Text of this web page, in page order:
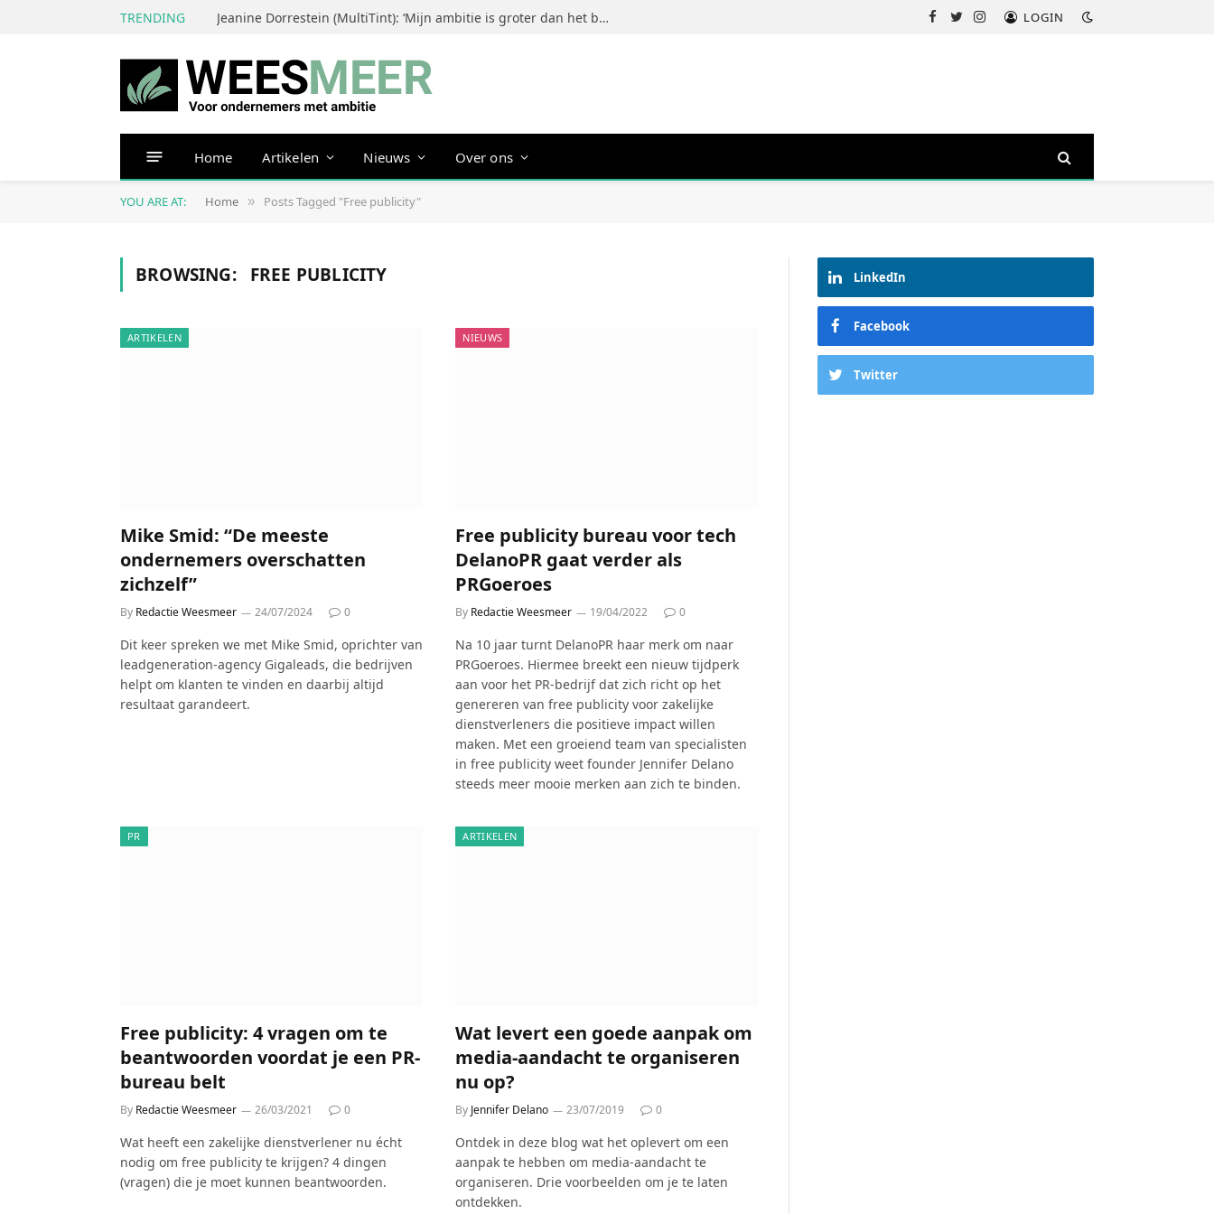
TRENDING Jeanine Dorrestein (MultiTint): ‘Mijn ambitie is groter dan het bouwen van een succesvol merk’ Facebook
TwitterInstagramLOGIN
Home Artikelen Nieuws Over ons
YOU ARE AT: Home » Posts Tagged "Free publicity"
BROWSING: FREE PUBLICITY
ARTIKELEN
Mike Smid: “De meeste
ondernemers overschatten
zichzelf”
By Redactie Weesmeer 24/07/2024 0
Dit keer spreken we met Mike Smid, oprichter van
leadgeneration-agency Gigaleads, die bedrijven
helpt om klanten te vinden en daarbij altijd
resultaat garandeert.
NIEUWS
Free publicity bureau voor tech
DelanoPR gaat verder als
PRGoeroes
By Redactie Weesmeer 19/04/2022 0
Na 10 jaar turnt DelanoPR haar merk om naar
PRGoeroes. Hiermee breekt een nieuw tijdperk
aan voor het PR-bedrijf dat zich richt op het
genereren van free publicity voor zakelijke
dienstverleners die positieve impact willen
maken. Met een groeiend team van specialisten
in free publicity weet founder Jennifer Delano
steeds meer mooie merken aan zich te binden.
PR
Free publicity: 4 vragen om te
beantwoorden voordat je een PR-
bureau belt
By Redactie Weesmeer 26/03/2021 0
Wat heeft een zakelijke dienstverlener nu écht
nodig om free publicity te krijgen? 4 dingen
(vragen) die je moet kunnen beantwoorden.
ARTIKELEN
Wat levert een goede aanpak om
media-aandacht te organiseren
nu op?
By Jennifer Delano 23/07/2019 0
Ontdek in deze blog wat het oplevert om een
aanpak te hebben om media-aandacht te
organiseren. Drie voorbeelden om je te laten
ontdekken.
LinkedIn
Facebook
Twitter